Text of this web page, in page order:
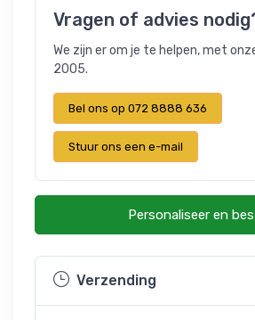
Vragen of advies
We zijn er om je te helpen, met
2005.
Bel ons op 072 8888 636
Stuur ons een e-mail
Personaliseer en
Verzending